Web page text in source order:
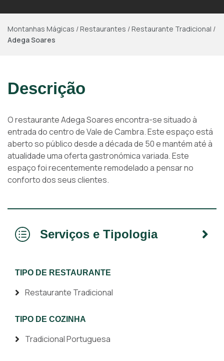
Montanhas Mágicas /Restaurantes /Restaurante Tradicional /
Adega Soares
Descrição
O restaurante Adega Soares encontra-se situado à
entrada do centro de Vale de Cambra. Este espaço está
aberto so público desde a década de 50 e mantém até à
atualidade uma oferta gastronómica variada. Este
espaço foi recentemente remodelado a pensar no
conforto dos seus clientes.
Serviços e Tipologia
TIPO DE RESTAURANTE
Restaurante Tradicional
TIPO DE COZINHA
Tradicional Portuguesa